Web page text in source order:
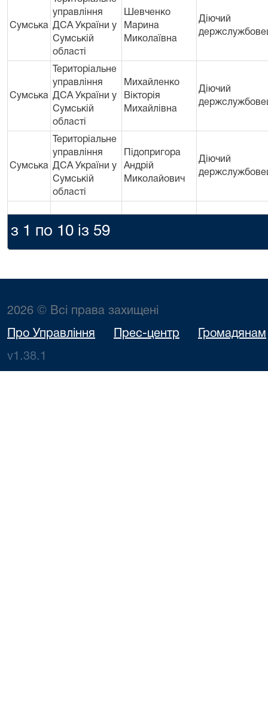
Сумська
управління
ДСА України у
Сумській
областi
Шевченко
Марина
Миколаївна
Діючий
Сумська
Територіальне
управління
ДСА України у
Сумській
областi
Михайленко
Вікторія
Михайлівна
Діючий
Сумська
Територіальне
управління
ДСА України у
Сумській
областi
Підопригора
Андрій
Миколайович
Діючий
Територіальне
управління
Територіальне
з 1 по 10 із 59
2026 © Всі права захищені
Про Управління Прес-центр Громадянам
v1.38.1